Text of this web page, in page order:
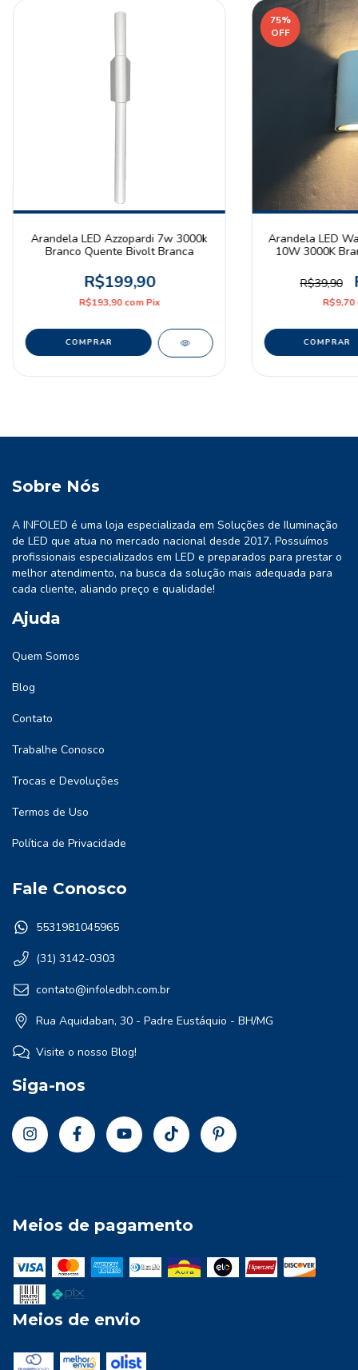
Arandela LED Azzopardi 7w 3000k
Branco Quente Bivolt Branca
R$199,90
R$193,90com Pix
75%
OFF
Arandela LED
10W 3000K
R$39,90
R$9,70
Sobre Nós
A INFOLED é uma loja especializada em Soluções de Iluminação
de LED que atua no mercado nacional desde 2017. Possuímos
profissionais especializados em LED e preparados para prestar o
melhor atendimento, na busca da solução mais adequada para
cada cliente, aliando preço e qualidade!
Ajuda
Quem Somos
Blog
Contato
Trabalhe Conosco
Trocas e Devoluções
Termos de Uso
Política de Privacidade
Fale Conosco
5531981045965
(31) 3142-0303
contato@infoledbh.com.br
Rua Aquidaban, 30 - Padre Eustáquio - BH/MG
Visite o nosso Blog!
Siga-nos
Meios de pagamento
Meios de envio